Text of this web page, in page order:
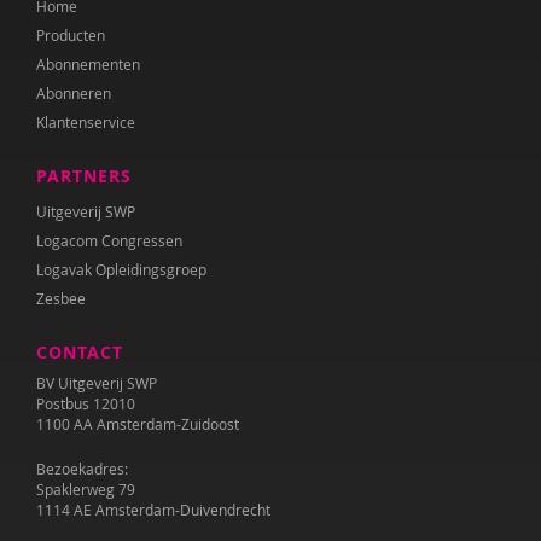
Annet Weterings
Iris Wierdsma
Merel van der Wouden
Home
Producten
Abonnementen
Abonneren
Klantenservice
PARTNERS
Uitgeverij SWP
Logacom Congressen
Logavak Opleidingsgroep
Zesbee
CONTACT
BV Uitgeverij SWP
Postbus 12010
1100 AA Amsterdam-Zuidoost
Bezoekadres:
Spaklerweg 79
1114 AE Amsterdam-Duivendrecht